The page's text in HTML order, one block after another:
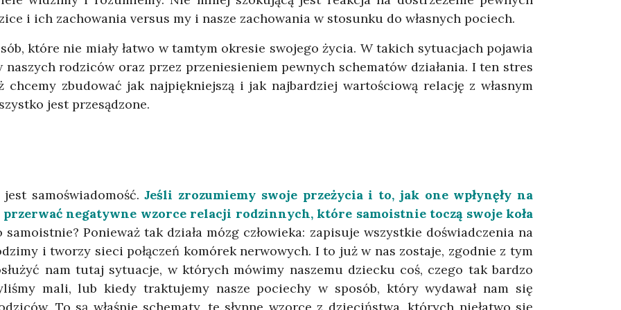
i ich zachowania versus my i nasze zachowania w stosunku do własnych pociech.
które nie miały łatwo w tamtym okresie swojego życia. W takich sytuacjach pojawia
rodziców oraz przez przeniesieniem pewnych schematów działania. I ten stres
chcemy zbudować jak najpiękniejszą i jak najbardziej wartościową relację z własnym
jest przesądzone.
samoświadomość.Jeśli zrozumiemy swoje przeżycia i to, jak one wpłynęły na
przerwać negatywne wzorce relacji rodzinnych, które samoistnie toczą swoje koła
samoistnie? Ponieważ tak działa mózg człowieka: zapisuje wszystkie doświadczenia na
i tworzy sieci połączeń komórek nerwowych. I to już w nas zostaje, zgodnie z tym
nam tutaj sytuacje, w których mówimy naszemu dziecku coś, czego tak bardzo
mali, lub kiedy traktujemy nasze pociechy w sposób, który wydawał nam się